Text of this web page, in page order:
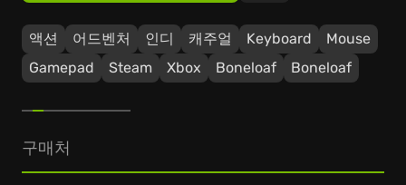
액션 어드벤처 인디 캐주얼 Keyboard
Mouse
Gamepad
Steam Xbox Boneloaf Boneloaf
구매처